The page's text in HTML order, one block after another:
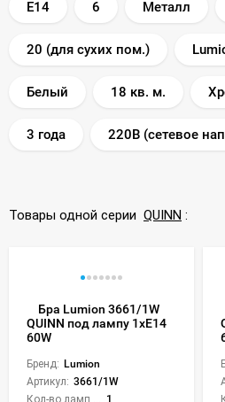
E14 6 Металл
20 (для сухих пом.)
Белый 18 кв. м.
3 года 220В (сетевое
Товары одной серии QUINN :
Бра Lumion 3661/1W
QUINN под лампу 1xE14
60W
Бренд: Lumion
Артикул: 3661/1W
Кол-во ламп или LED: 1